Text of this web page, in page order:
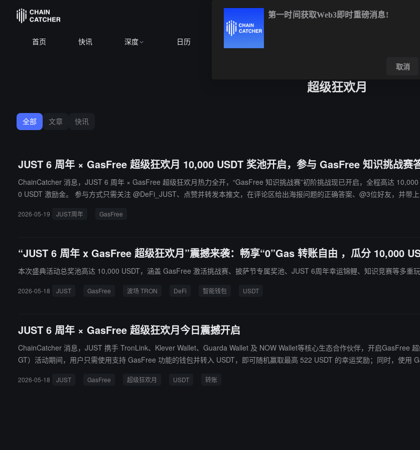
首页 快讯 深度 日历
超级狂欢月
全部 文章 快讯
JUST 6 周年 × GasFree 超级狂欢月 10,000 USDT 奖池开启，参与 GasFree 知识挑战赛
ChainCatcher 消息，JUST 6 周年 × GasFree 超级狂欢月热力全开，“GasFree 知识挑战赛”初阶挑战现已开启，全程高达
0 USDT 激励金。 参与方式只需关注 @DeFi_JUST、点赞并转发本推文，在评论区给出海报问题的正确答案、@3位好友，并带上 #JUSTGASFREE 话题以及您的GasFree 钱包地址，即有机会成为 20 位幸
大奖。
2026-05-19 JUST周年 GasFree
“JUST 6 周年 x GasFree 超级狂欢月”震撼来袭：畅享“0”Gas 转账自由 ，瓜分 10,000
本次盛典活动总奖池高达 10,000 USDT，涵盖 GasFree 激活挑战赛、披萨节专属奖池、JUST 6周年幸运锦鲤、知识竞赛等多重玩
2026-05-18 JUST GasFree 波场 TRON DeFi 智能钱包 USDT
JUST 6 周年 × GasFree 超级狂欢月今日震撼开启
ChainCatcher 消息，JUST 携手 TronLink、Klever Wallet、Guarda Wallet 及 NOW Wallet等核心生态合作伙伴，开启GasFree
GT）活动期间，用户只需使用支持 GasFree 功能的钱包并转入 USDT，即可随机赢取最高 522 USDT 的幸运奖励；同时，使用
手可及。别再犹豫，马上行动，与 JUST 及全球生态伙伴共庆六周年巅峰时刻。
2026-05-18 JUST GasFree 超级狂欢月 USDT 转账
第一时间获取Web3即时重磅消息!
取消